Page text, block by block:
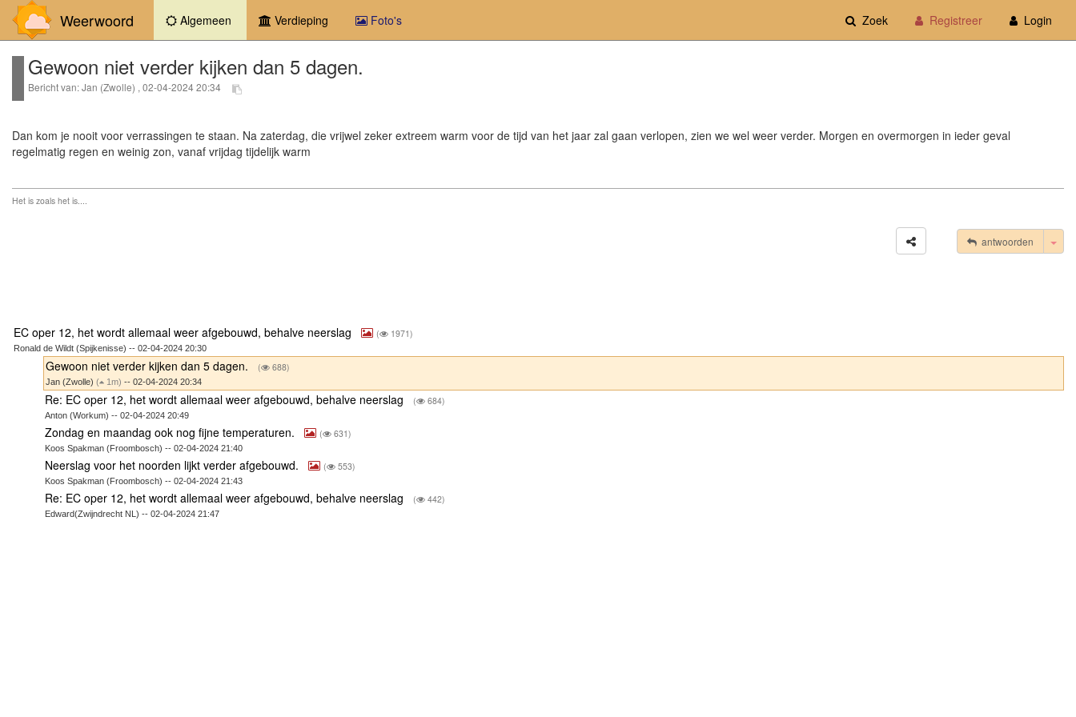
Weerwoord Algemeen (current)Verdieping Foto's Zoek Registreer Login
Gewoon niet verder kijken dan 5 dagen.
Bericht van: Jan (Zwolle) , 02-04-2024 20:34
Dan kom je nooit voor verrassingen te staan. Na zaterdag, die vrijwel zeker extreem warm voor de tijd van het jaar zal gaan verlopen, zien we wel weer verder. Morgen en overmorgen in ieder geval
regelmatig regen en weinig zon, vanaf vrijdag tijdelijk warm
Het is zoals het is....
antwoorden
EC oper 12, het wordt allemaal weer afgebouwd, behalve neerslag ( 1971)
Ronald de Wildt (Spijkenisse) -- 02-04-2024 20:30
Gewoon niet verder kijken dan 5 dagen. ( 688)
Jan (Zwolle)( 1m) -- 02-04-2024 20:34
Re: EC oper 12, het wordt allemaal weer afgebouwd, behalve neerslag ( 684)
Anton (Workum) -- 02-04-2024 20:49
Zondag en maandag ook nog fijne temperaturen. ( 631)
Koos Spakman (Froombosch) -- 02-04-2024 21:40
Neerslag voor het noorden lijkt verder afgebouwd. ( 553)
Koos Spakman (Froombosch) -- 02-04-2024 21:43
Re: EC oper 12, het wordt allemaal weer afgebouwd, behalve neerslag ( 442)
Edward(Zwijndrecht NL) -- 02-04-2024 21:47